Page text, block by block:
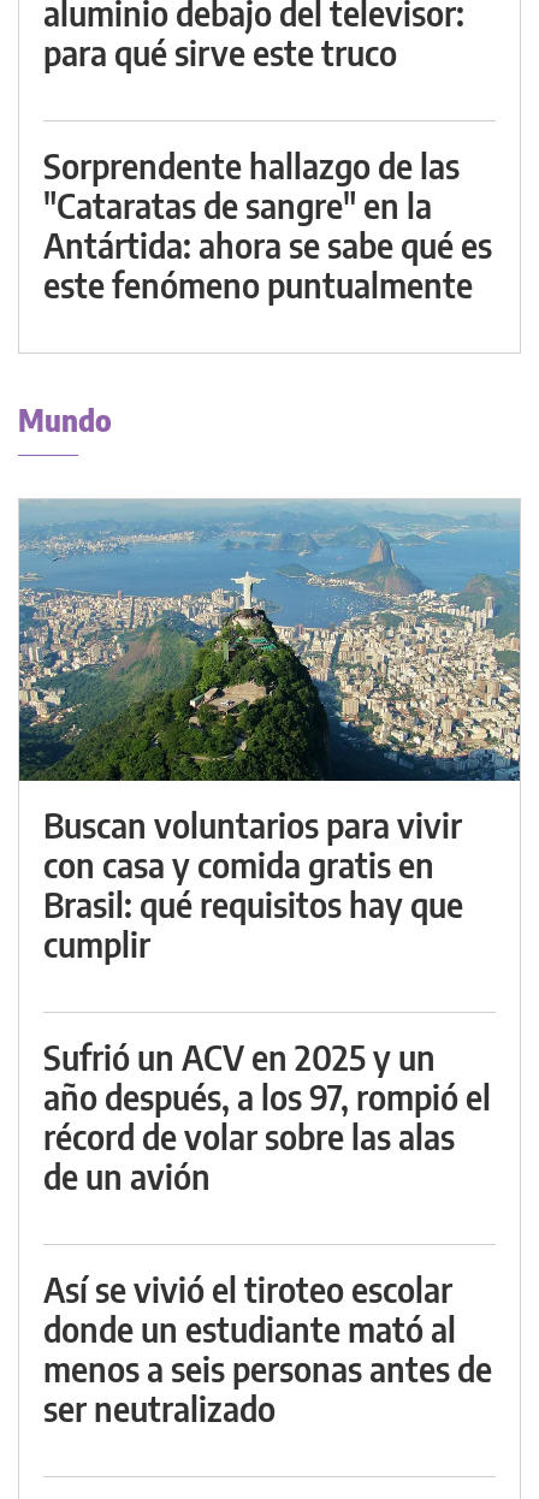
aluminio debajo del televisor:
para qué sirve este truco
Sorprendente hallazgo de las
"Cataratas de sangre" en la
Antártida: ahora se sabe qué es
este fenómeno puntualmente
Mundo
Buscan voluntarios para vivir
con casa y comida gratis en
Brasil: qué requisitos hay que
cumplir
Sufrió un ACV en 2025 y un
año después, a los 97, rompió el
récord de volar sobre las alas
de un avión
Así se vivió el tiroteo escolar
donde un estudiante mató al
menos a seis personas antes de
ser neutralizado